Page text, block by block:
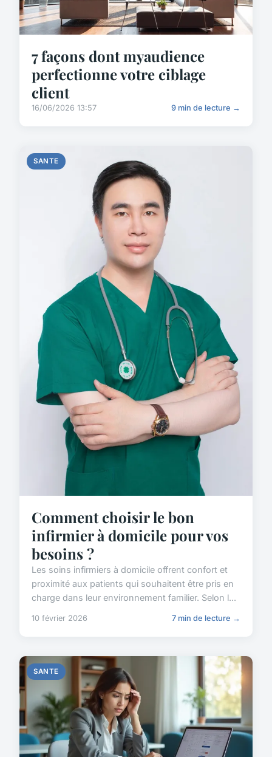
7 façons dont myaudience
perfectionne votre ciblage
client
16/06/2026 13:57 9 min de lecture →
SANTE
Comment choisir le bon
infirmier à domicile pour vos
besoins ?
Les soins infirmiers à domicile offrent confort et
proximité aux patients qui souhaitent être pris en
charge dans leur environnement familier. Selon l...
10 février 2026 7 min de lecture →
SANTE